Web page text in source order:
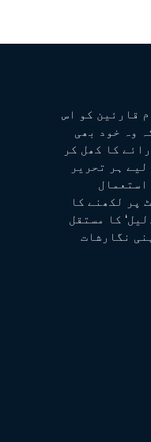
قارئین کو اس
وہ خود بھی
کا کھل کر
ہر تحریر
استعمال
پر لکھنے کا
کا مستقل
نگارشات